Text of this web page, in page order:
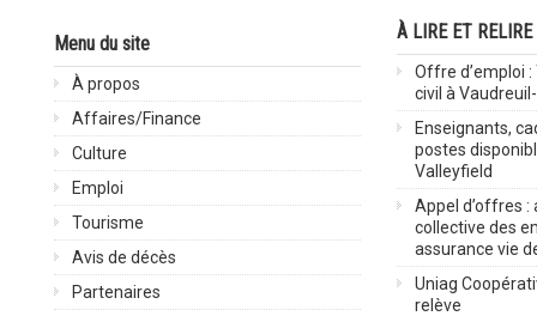
Menu du site
À propos
Affaires/Finance
Culture
Emploi
Tourisme
Avis de décès
Partenaires
À LIRE ET RELIRE
Offre d’emploi
civil à
Enseignants,
postes
Valleyfield
Appel d’offres :
collective des
assurance vie
Uniag
relève